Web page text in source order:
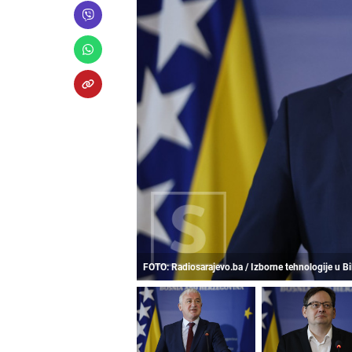
FOTO: Radiosarajevo.ba / Izborne tehnologije u